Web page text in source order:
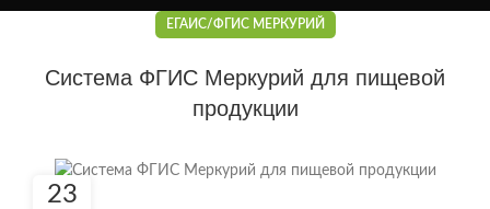
ЕГАИС/ФГИС МЕРКУРИЙ
Система ФГИС Меркурий для пищевой
продукции
23